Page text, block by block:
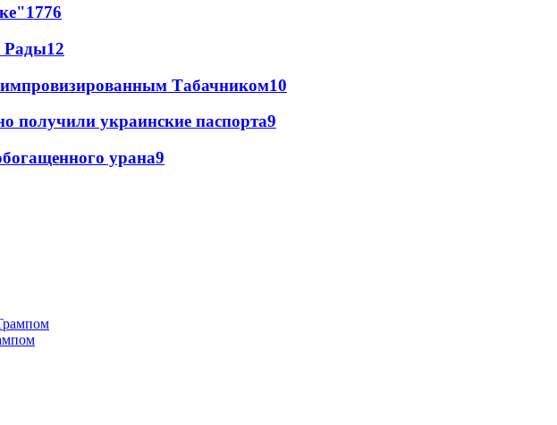
1776
Рады12
импровизированным Табачником10
получили украинские паспорта9
урана9